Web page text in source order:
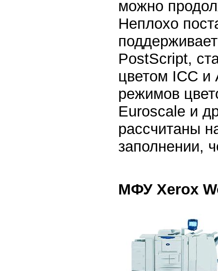
можно
Неплохо
PostScript,
цветом ICC и
режимов
Euroscale и
рассчитаны
заполнении,
МФУ Xerox